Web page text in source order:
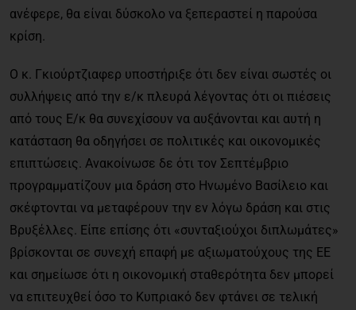
ανέφερε, θα είναι δύσκολο να ξεπεραστεί η παρούσα
κρίση.
Ο κ. Γκιούρτζιαφερ υποστήριξε ότι δεν είναι σωστές οι
συλλήψεις από την ε/κ πλευρά λέγοντας ότι οι πιέσεις
από τους Ε/κ θα συνεχίσουν να αυξάνονται και αυτή η
κατάσταση θα οδηγήσει σε πολιτικές και οικονομικές
επιπτώσεις. Ανακοίνωσε δε ότι τον Σεπτέμβριο
προγραμματίζουν μια δράση στο Ηνωμένο Βασίλειο και
σκέφτονται να μεταφέρουν την εν λόγω δράση και στις
Βρυξέλλες. Είπε επίσης ότι «συνταξιούχοι διπλωμάτες»
βρίσκονται σε συνεχή επαφή με αξιωματούχους της ΕΕ
και σημείωσε ότι η οικονομική σταθερότητα δεν μπορεί
να επιτευχθεί όσο το Κυπριακό δεν φτάνει σε τελική